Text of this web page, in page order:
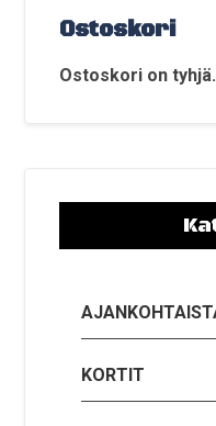
Ostoskori
Ostoskori on tyhjä.
KORTIT